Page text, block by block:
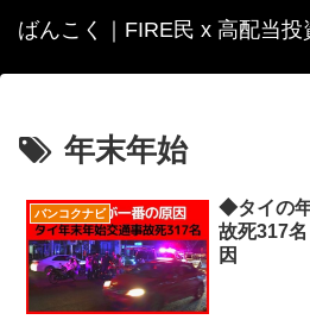
ばんこく｜FIRE民 x 高配当
年末年始
バンコクナビ
◆タイの
故死317
因